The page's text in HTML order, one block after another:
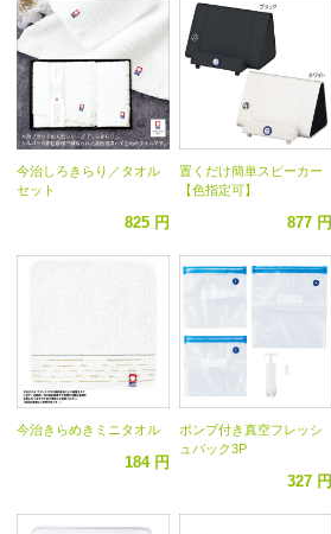
今治しろきらり／タオル
セット
825 円
置くだけ簡単スピーカー
【色指定可】
877 円
今治きらめきミニタオル
184 円
ポンプ付き真空フレッシ
ュパック3P
327 円